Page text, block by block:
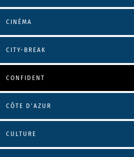
CINÉMA
CITY-BREAK
CONFIDENT
CÔTE D’AZUR
CULTURE